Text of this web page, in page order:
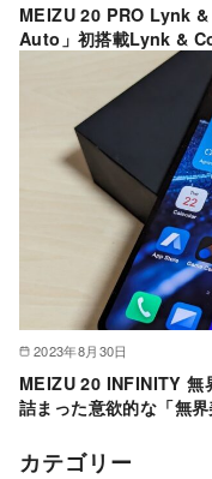
MEIZU 20 PRO Lynk
Auto」初搭載Lynk &
2023年8月30日
MEIZU 20 INFINITY 無
詰まった意欲的な「無
カテゴリー